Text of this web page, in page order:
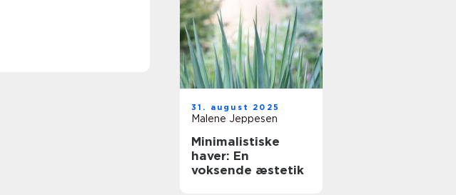
31. august 2025
Malene Jeppesen
Minimalistiske
haver: En
voksende æstetik